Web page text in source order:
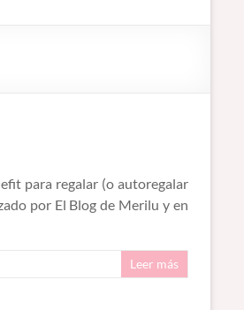
para regalar (o autoregalar
por El Blog de Merilu y en
Leer más